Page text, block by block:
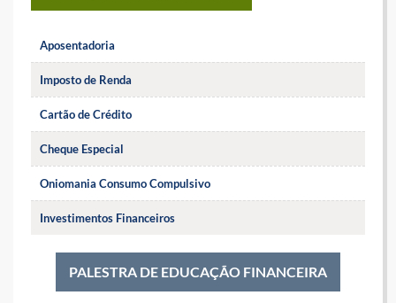
Aposentadoria
Imposto de Renda
Cartão de Crédito
Cheque Especial
Oniomania Consumo Compulsivo
Investimentos Financeiros
PALESTRA DE EDUCAÇÃO FINANCEIRA